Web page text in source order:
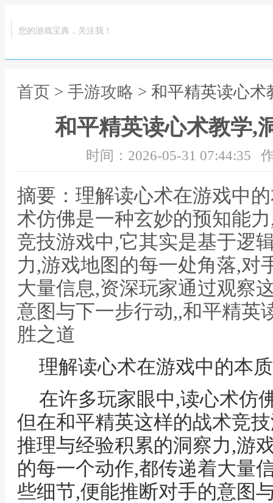
您的游戏宝典，关注我！
首页 > 手游攻略 > 和平精英读心
和平精英读心术教学,
时间：2026-05-31 07:44:35
摘要：理解读心术在游戏中
术仿佛是一种玄妙的预知能
竞技游戏中,它其实是基于逻
力,游戏地图的每一处角落,对
大量信息,资深玩家通过观察
意图与下一步行动,,和平精英
胜之道
理解读心术在游戏中的本质
在许多玩家眼中,读心术仿
但在和平精英这样的战术竞
推理与经验积累的洞察力,游
的每一个动作,都传递着大量
些细节,便能推断对手的意图